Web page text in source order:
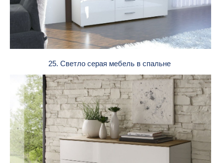
25. Светло серая мебель в спальне